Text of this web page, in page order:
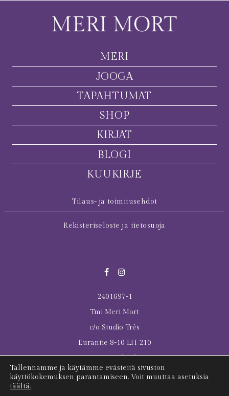
MERI
JOOGA
TAPAHTUMAT
SHOP
KIRJAT
BLOGI
KUUKIRJE
Tilaus- ja toimitusehdot
Rekisteriseloste ja tietosuoja
2401697-1
Tmi Meri Mort
c/o Studio Très
Eurantie 8-10 LH 210
00550 Helsinki
© 2026 All rights reserved Meri Mort
Tallennamme ja käytämme evästeitä sivuston
käyttökokemuksen parantamiseen. Voit muuttaa asetuksia
täältä.